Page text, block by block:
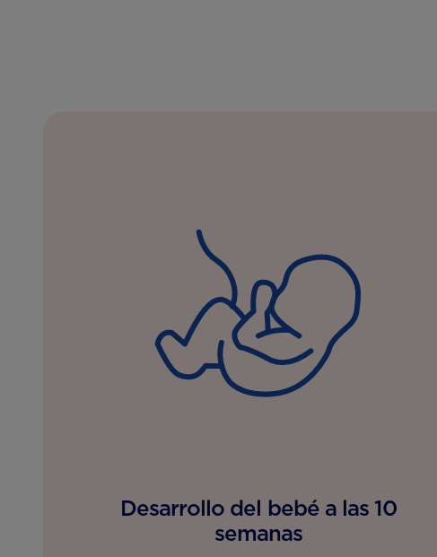
Desarrollo del bebé a las 10
semanas